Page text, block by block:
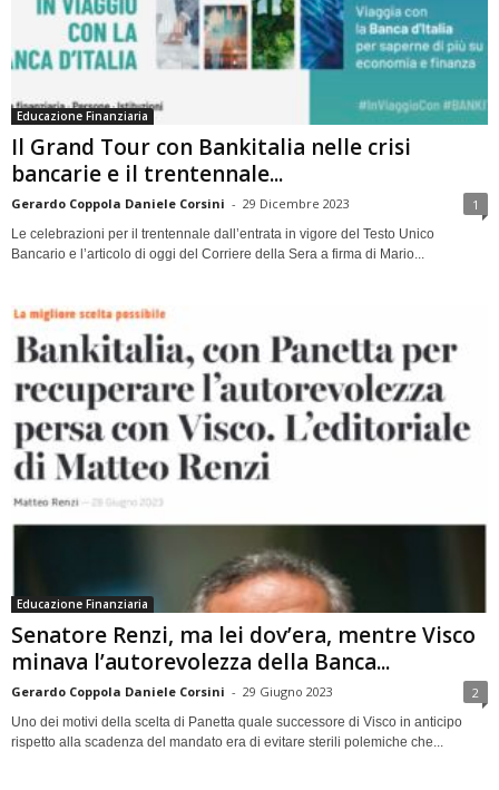
Educazione Finanziaria
Il Grand Tour con Bankitalia nelle crisi
bancarie e il trentennale...
Gerardo Coppola Daniele Corsini - 29 Dicembre 2023 1
Le celebrazioni per il trentennale dall’entrata in vigore del Testo Unico
Bancario e l’articolo di oggi del Corriere della Sera a firma di Mario...
Educazione Finanziaria
Senatore Renzi, ma lei dov’era, mentre Visco
minava l’autorevolezza della Banca...
Gerardo Coppola Daniele Corsini - 29 Giugno 2023 2
Uno dei motivi della scelta di Panetta quale successore di Visco in anticipo
rispetto alla scadenza del mandato era di evitare sterili polemiche che...